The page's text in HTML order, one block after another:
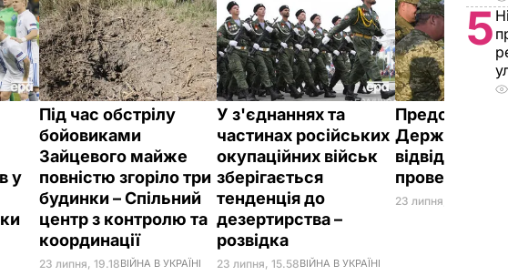
у
Під час обстрілу
бойовиками
Зайцевого майже
повністю згоріло три
будинки – Спільний
центр з контролю та
координації
23 липня, 19.18ВІЙНА В УКРАЇНІ
У з'єднаннях та
частинах російських
окупаційних військ
зберігається
тенденція до
дезертирства –
розвідка
23 липня, 15.58ВІЙНА В УКРАЇНІ
Представники
Держдепу
відвідали
проведення
23 липня, 14.53
5